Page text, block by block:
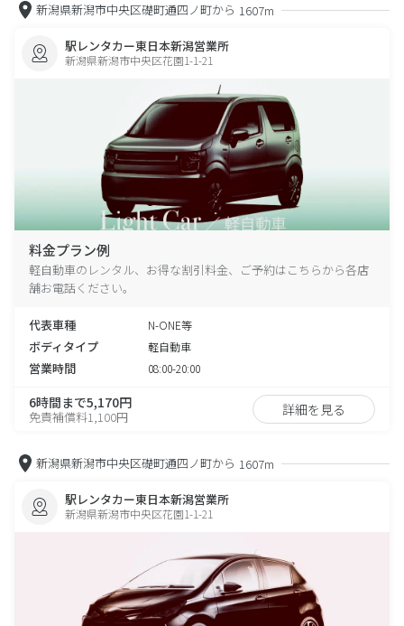
新潟県新潟市中央区礎町通四ノ町から 1607m
駅レンタカー東日本新潟営業所
新潟県新潟市中央区花園1-1-21
料金プラン例
軽自動車のレンタル、お得な割引料金、ご予約はこちらから各店
舗お電話ください。
代表車種 N-ONE等
ボディタイプ 軽自動車
営業時間 08:00-20:00
6時間まで5,170円
免責補償料1,100円 詳細を見る
新潟県新潟市中央区礎町通四ノ町から 1607m
駅レンタカー東日本新潟営業所
新潟県新潟市中央区花園1-1-21